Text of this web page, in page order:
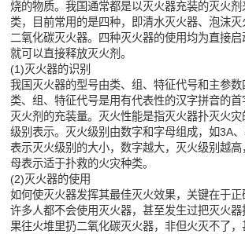
烧的物质。我国通常都是以灭火器充装的灭火
类，目前常用的是四种，即清水灭火器、泡沫
二氧化碳灭火器。四种灭火器的使用均为直接
就可以直接释放灭火剂。
(1)灭火器的识别
我国灭火器的型号由类、组、特征代号和主参数
类、组、特征代号是用有代表性的汉字拼音的
灭火剂的充装量。灭火性能是指灭火器扑灭火
级别表示。灭火级别由数字和字母组成，如3A
表示灭火级别的大小，数字越大，灭火级别越
母表示适于扑救的火灾种类。
(2)灭火器的使用
如何使灭火器发挥其最佳灭火效果，关键在于
许多人都不会使用灭火器，甚至发生过把灭火
果往火堆里扔二氧化碳灭火器，非但火灭不了